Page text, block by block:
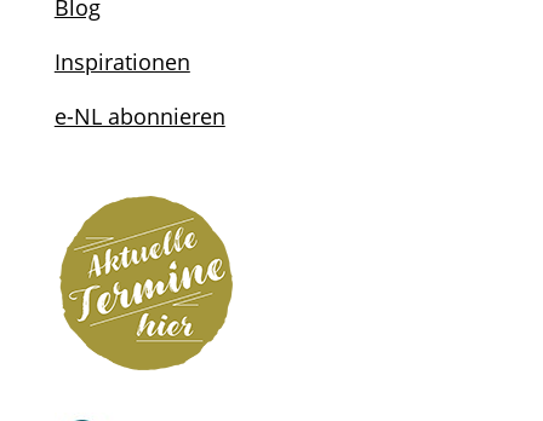
Blog
Inspirationen
e-NL abonnieren